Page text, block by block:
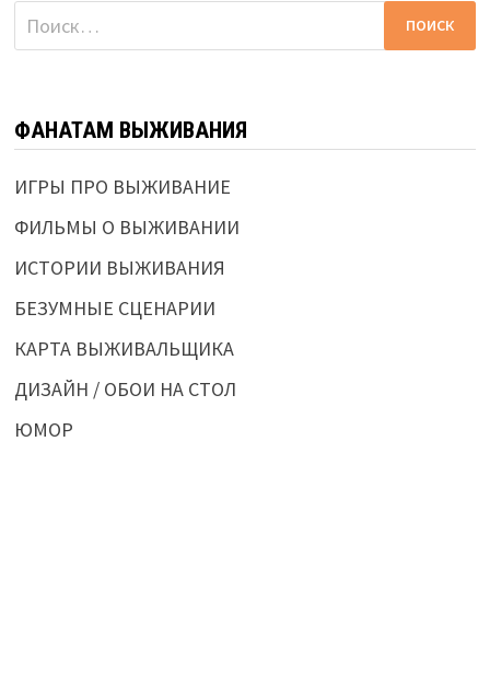
Найти:
ФАНАТАМ ВЫЖИВАНИЯ
ИГРЫ ПРО ВЫЖИВАНИЕ
ФИЛЬМЫ О ВЫЖИВАНИИ
ИСТОРИИ ВЫЖИВАНИЯ
БЕЗУМНЫЕ СЦЕНАРИИ
КАРТА ВЫЖИВАЛЬЩИКА
ДИЗАЙН / ОБОИ НА СТОЛ
ЮМОР